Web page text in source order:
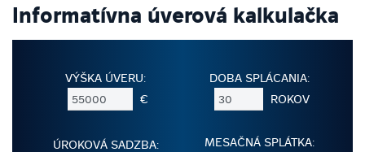
Informatívna úverová kalkulačka
VÝŠKA ÚVERU:
€
DOBA SPLÁCANIA:
ROKOV
ÚROKOVÁ SADZBA:
MESAČNÁ SPLÁTKA: